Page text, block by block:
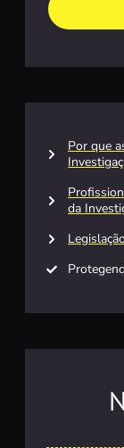
Por que
da